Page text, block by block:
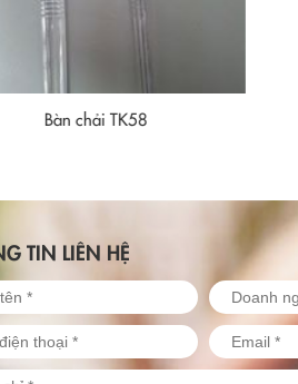
Bàn chải TK58
TIN LIÊN HỆ